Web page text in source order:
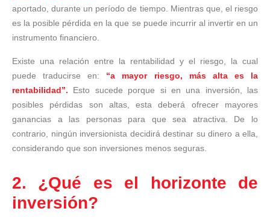
aportado, durante un período de tiempo. Mientras que, el riesgo
es la posible pérdida en la que se puede incurrir al invertir en un
instrumento financiero.
Existe una relación entre la rentabilidad y el riesgo, la cual
puede traducirse en: “a mayor riesgo, más alta es la
rentabilidad”. Esto sucede porque si en una inversión, las
posibles pérdidas son altas, esta deberá ofrecer mayores
ganancias a las personas para que sea atractiva. De lo
contrario, ningún inversionista decidirá destinar su dinero a ella,
considerando que son inversiones menos seguras.
2. ¿Qué es el horizonte de
inversión?